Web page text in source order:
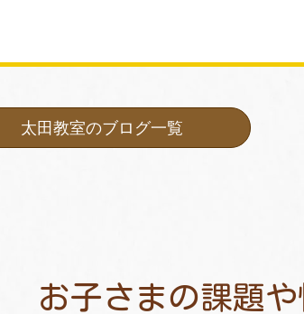
太田教室のブログ一覧
お子さまの課題